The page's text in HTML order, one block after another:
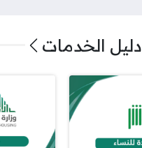
دليل الخدمات